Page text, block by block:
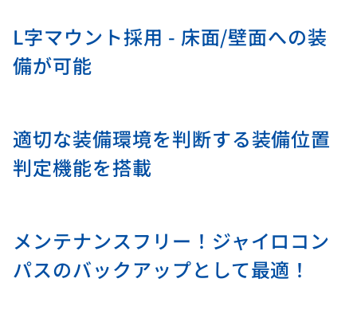
L字マウント採用 - 床面/壁面への装
備が可能
適切な装備環境を判断する装備位置
判定機能を搭載
メンテナンスフリー！ジャイロコン
パスのバックアップとして最適！